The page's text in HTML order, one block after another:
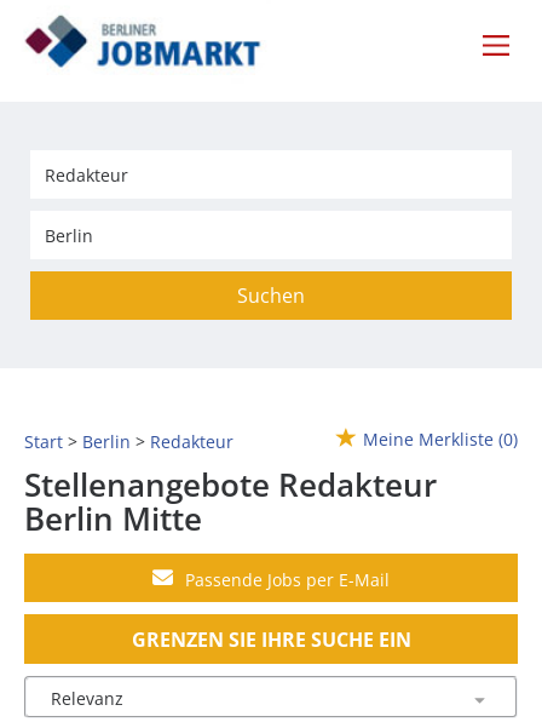
Suchen
Start Berlin Redakteur Meine Merkliste (0)
Stellenangebote Redakteur
Berlin Mitte
Passende Jobs per E-Mail
GRENZEN SIE IHRE SUCHE EIN